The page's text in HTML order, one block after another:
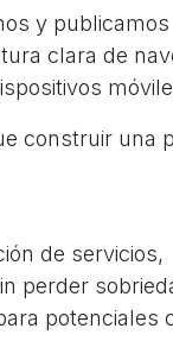
y
clara de
construir una
de servicios,
perder
potenciales